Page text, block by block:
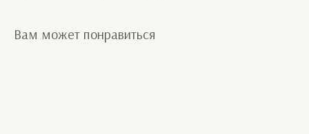
Вам может понравиться